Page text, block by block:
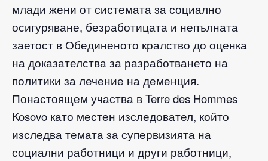
млади жени от системата за социално
осигуряване, безработицата и непълната
заетост в Обединеното кралство до оценка
на доказателства за разработването на
политики за лечение на деменция.
Понастоящем участва в Terre des Hommes
Kosovo като местен изследовател, който
изследва темата за супервизията на
социални работници и други работници,